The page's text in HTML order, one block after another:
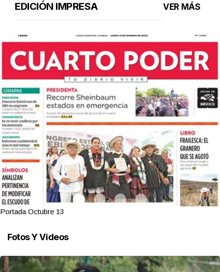
EDICIÓN IMPRESA VER MÁS
Portada Octubre 13
Fotos Y Videos